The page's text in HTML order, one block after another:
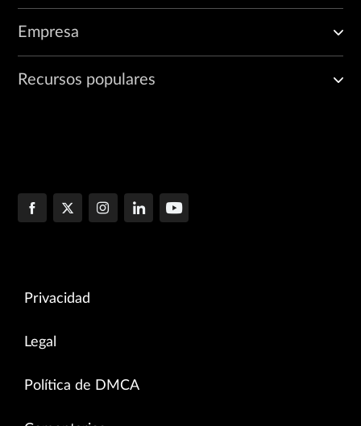
Empresa
Recursos populares
Privacidad
Legal
Política de DMCA